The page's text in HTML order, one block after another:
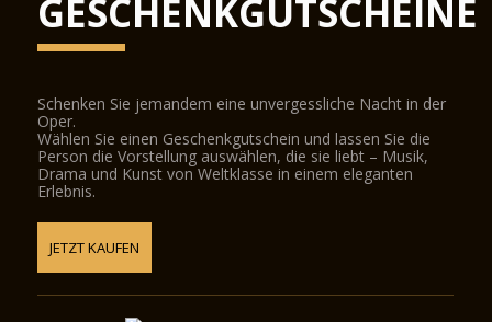
GESCHENKGUTSCHEINE
Schenken Sie jemandem eine unvergessliche Nacht in der
Oper.
Wählen Sie einen Geschenkgutschein und lassen Sie die
Person die Vorstellung auswählen, die sie liebt – Musik,
Drama und Kunst von Weltklasse in einem eleganten
Erlebnis.
JETZT KAUFEN